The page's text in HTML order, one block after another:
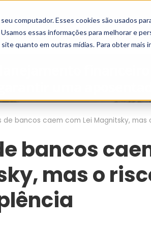
computador. Esses cookies são usados
essas informações para melhorar e
quanto em outras mídias. Para obter mais
Grupo Nord Analistas
de bancos caem com Lei Magnitsky,
bancos
mas o